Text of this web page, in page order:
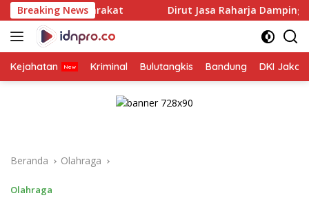
Langsung
ke
konten
Breaking NewsDirut Jasa Raharja Dampingi Wamenhub Tinjau
Kejahatan Kriminal Bulutangkis Bandung DKI
Beranda Olahraga
Olahraga